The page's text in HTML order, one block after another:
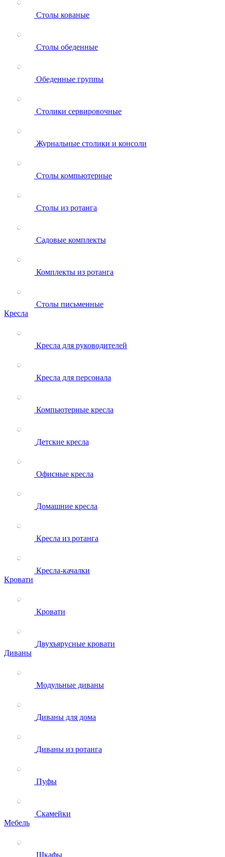
Столы кованые
Столы обеденные
Обеденные группы
Столики сервировочные
Журнальные столики и консоли
Столы компьютерные
Столы из ротанга
Садовые комплекты
Комплекты из ротанга
Столы письменные
Кресла
Кресла для руководителей
Кресла для персонала
Компьютерные кресла
Детские кресла
Офисные кресла
Домашние кресла
Кресла из ротанга
Кресла-качалки
Кровати
Кровати
Двухъярусные кровати
Диваны
Модульные диваны
Диваны для дома
Диваны из ротанга
Пуфы
Скамейки
Мебель
Шкафы